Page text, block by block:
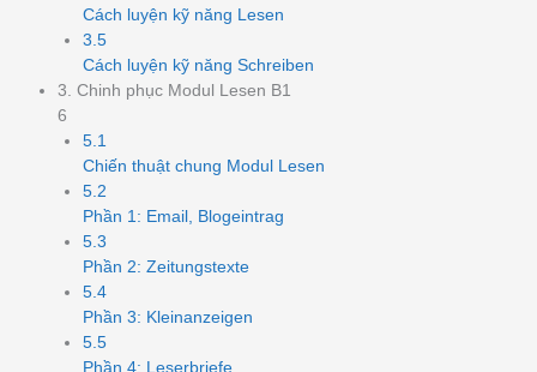
Cách luyện kỹ năng Lesen
3.5
Cách luyện kỹ năng Schreiben
3. Chinh phục Modul Lesen B1
6
5.1
Chiến thuật chung Modul Lesen
5.2
Phần 1: Email, Blogeintrag
5.3
Phần 2: Zeitungstexte
5.4
Phần 3: Kleinanzeigen
5.5
Phần 4: Leserbriefe